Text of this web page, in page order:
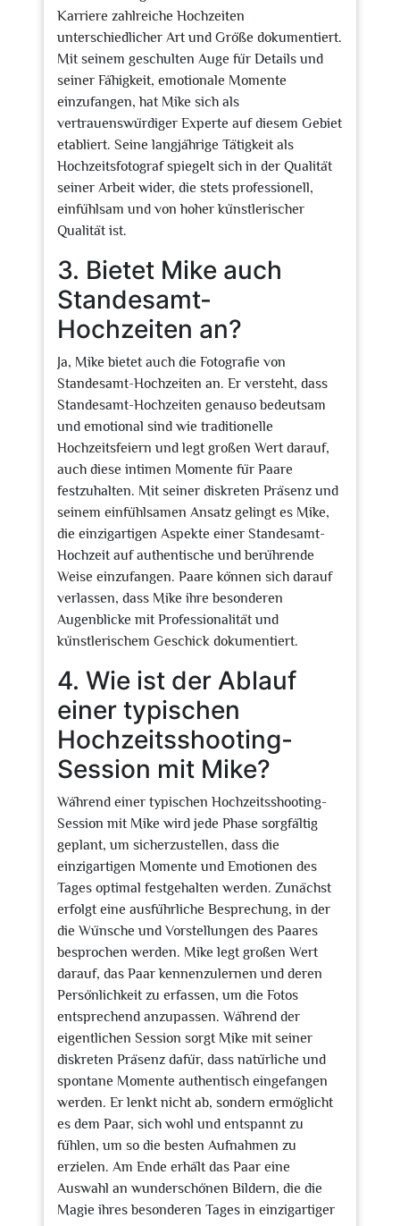
Karriere zahlreiche Hochzeiten
unterschiedlicher Art und Größe dokumentiert.
Mit seinem geschulten Auge für Details und
seiner Fähigkeit, emotionale Momente
einzufangen, hat Mike sich als
vertrauenswürdiger Experte auf diesem Gebiet
etabliert. Seine langjährige Tätigkeit als
Hochzeitsfotograf spiegelt sich in der Qualität
seiner Arbeit wider, die stets professionell,
einfühlsam und von hoher künstlerischer
Qualität ist.
3. Bietet Mike auch
Standesamt-
Hochzeiten an?
Ja, Mike bietet auch die Fotografie von
Standesamt-Hochzeiten an. Er versteht, dass
Standesamt-Hochzeiten genauso bedeutsam
und emotional sind wie traditionelle
Hochzeitsfeiern und legt großen Wert darauf,
auch diese intimen Momente für Paare
festzuhalten. Mit seiner diskreten Präsenz und
seinem einfühlsamen Ansatz gelingt es Mike,
die einzigartigen Aspekte einer Standesamt-
Hochzeit auf authentische und berührende
Weise einzufangen. Paare können sich darauf
verlassen, dass Mike ihre besonderen
Augenblicke mit Professionalität und
künstlerischem Geschick dokumentiert.
4. Wie ist der Ablauf
einer typischen
Hochzeitsshooting-
Session mit Mike?
Während einer typischen Hochzeitsshooting-
Session mit Mike wird jede Phase sorgfältig
geplant, um sicherzustellen, dass die
einzigartigen Momente und Emotionen des
Tages optimal festgehalten werden. Zunächst
erfolgt eine ausführliche Besprechung, in der
die Wünsche und Vorstellungen des Paares
besprochen werden. Mike legt großen Wert
darauf, das Paar kennenzulernen und deren
Persönlichkeit zu erfassen, um die Fotos
entsprechend anzupassen. Während der
eigentlichen Session sorgt Mike mit seiner
diskreten Präsenz dafür, dass natürliche und
spontane Momente authentisch eingefangen
werden. Er lenkt nicht ab, sondern ermöglicht
es dem Paar, sich wohl und entspannt zu
fühlen, um so die besten Aufnahmen zu
erzielen. Am Ende erhält das Paar eine
Auswahl an wunderschönen Bildern, die die
Magie ihres besonderen Tages in einzigartiger